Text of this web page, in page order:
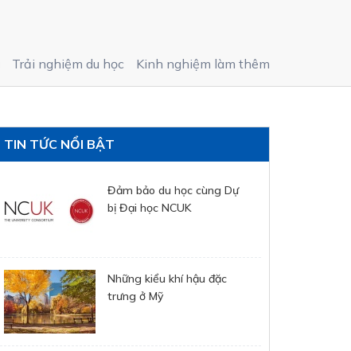
Trải nghiệm du học Kinh nghiệm làm thêm
TIN TỨC NỔI BẬT
Đảm bảo du học cùng Dự
bị Đại học NCUK
Những kiểu khí hậu đặc
trưng ở Mỹ